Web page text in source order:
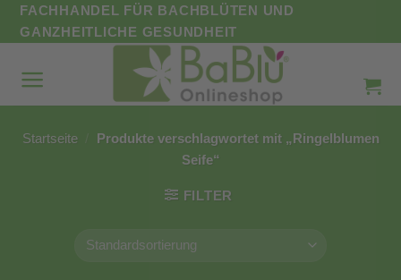
Zum
Inhalt
FACHHANDEL FÜR BACHBLÜTEN UND
GANZHEITLICHE GESUNDHEIT
Startseite
Produkte verschlagwortet mit „Ringelblumen
Seife“
FILTER